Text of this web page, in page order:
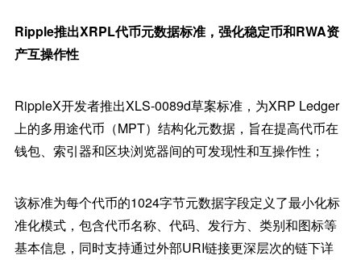
Ripple推出XRPL代币元数据标准，强化稳定币和RWA资
产互操作性
RippleX开发者推出XLS-0089d草案标准，为XRP Ledger
上的多用途代币（MPT）结构化元数据，旨在提高代币在
钱包、索引器和区块浏览器间的可发现性和互操作性；
该标准为每个代币的1024字节元数据字段定义了最小化标
准化模式，包含代币名称、代码、发行方、类别和图标等
基本信息，同时支持通过外部URI链接更深层次的链下详